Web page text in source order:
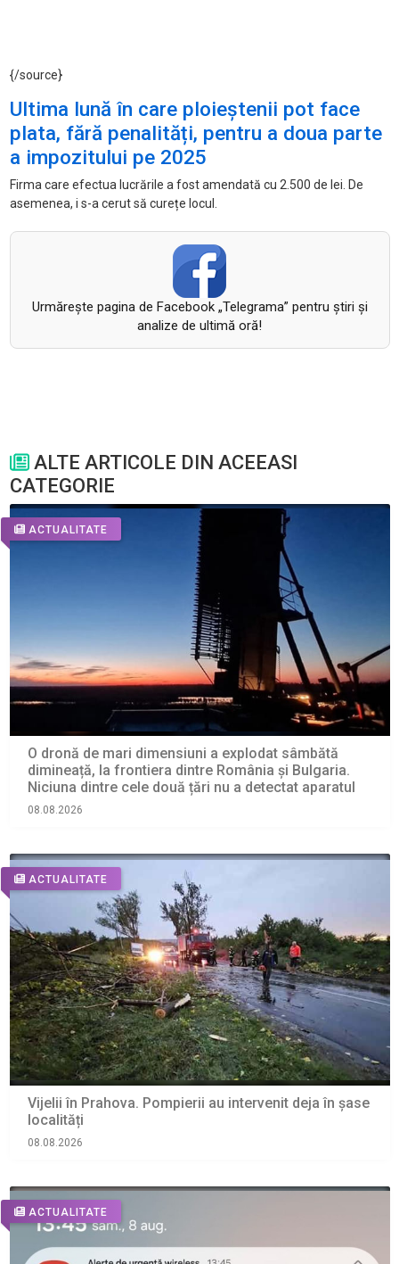
{/source}
Ultima lună în care ploieștenii pot face
plata, fără penalități, pentru a doua parte
a impozitului pe 2025
Firma care efectua lucrările a fost amendată cu 2.500 de lei. De
asemenea, i s-a cerut să curețe locul.
Urmăreşte pagina de Facebook „Telegrama” pentru ştiri şi
analize de ultimă oră!
ALTE ARTICOLE DIN ACEEASI
CATEGORIE
ACTUALITATE
O dronă de mari dimensiuni a explodat sâmbătă
dimineață, la frontiera dintre România și Bulgaria.
Niciuna dintre cele două țări nu a detectat aparatul
08.08.2026
ACTUALITATE
Vijelii în Prahova. Pompierii au intervenit deja în șase
localități
08.08.2026
ACTUALITATE